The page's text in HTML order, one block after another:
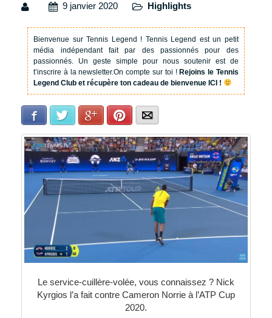
9 janvier 2020 Highlights
Bienvenue sur Tennis Legend ! Tennis Legend est un petit
média indépendant fait par des passionnés pour des
passionnés. Un geste simple pour nous soutenir est de
t’inscrire à la newsletter.On compte sur toi !Rejoins le Tennis
Legend Club et récupère ton cadeau de bienvenue ICI !
Facebook Twitter Google+Pinterest
Le service-cuillère-volée, vous connaissez ? Nick
Kyrgios l’a fait contre Cameron Norrie à l’ATP Cup
2020.